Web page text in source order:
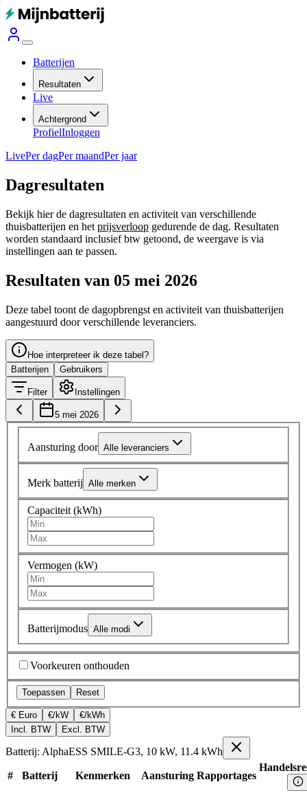
Batterijen
Resultaten
Live
Achtergrond
ProfielInloggen
LivePer dagPer maandPer jaar
Dagresultaten
Bekijk hier de dagresultaten en activiteit van verschillende
thuisbatterijen en het prijsverloop gedurende de dag. Resultaten
worden standaard inclusief btw getoond, de weergave is via
instellingen aan te passen.
Resultaten van 05 mei 2026
Deze tabel toont de dagopbrengst en activiteit van thuisbatterijen
aangestuurd door verschillende leveranciers.
Hoe interpreteer ik deze tabel?
Batterijen
Gebruikers
Filter Instellingen
5 mei 2026
Aansturing door Alle leveranciers
Merk batterij Alle merken
Capaciteit (kWh)
Vermogen (kW)
Batterijmodus Alle modi
Voorkeuren onthouden
Toepassen Reset
€ Euro €/kW
€/kWh
Incl. BTW
Excl. BTW
Batterij: AlphaESS SMILE-G3, 10 kW, 11.4 kWh
# Batterij Kenmerken Aansturing Rapportages